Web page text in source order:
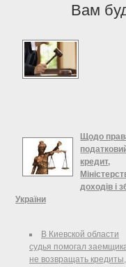
Вам
Щодо
кредит,
доходів і
України
кредит Міністерство
зборів України розглянуло
<...> щодо права на
В Киевской области
судья помогал
не возвращать